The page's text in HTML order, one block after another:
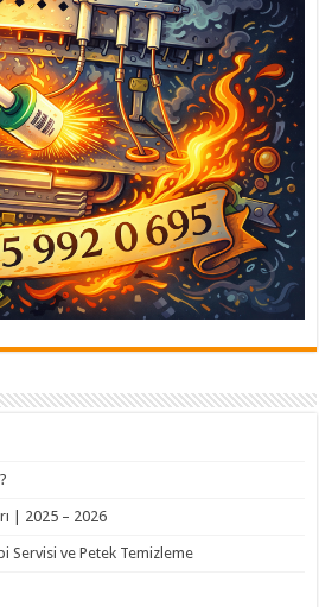
| 2025 – 2026
Servisi ve Petek Temizleme